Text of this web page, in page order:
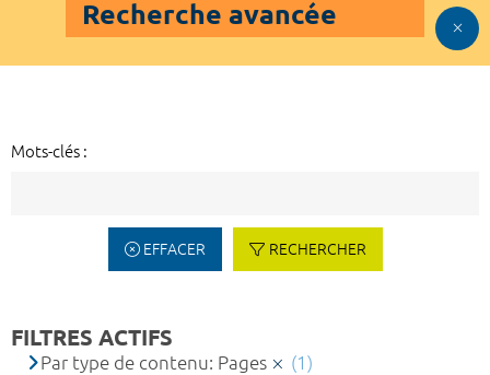
Recherche avancée
Mots-clés :
EFFACER RECHERCHER
FILTRES ACTIFS
Par type de contenu: Pages
(1)